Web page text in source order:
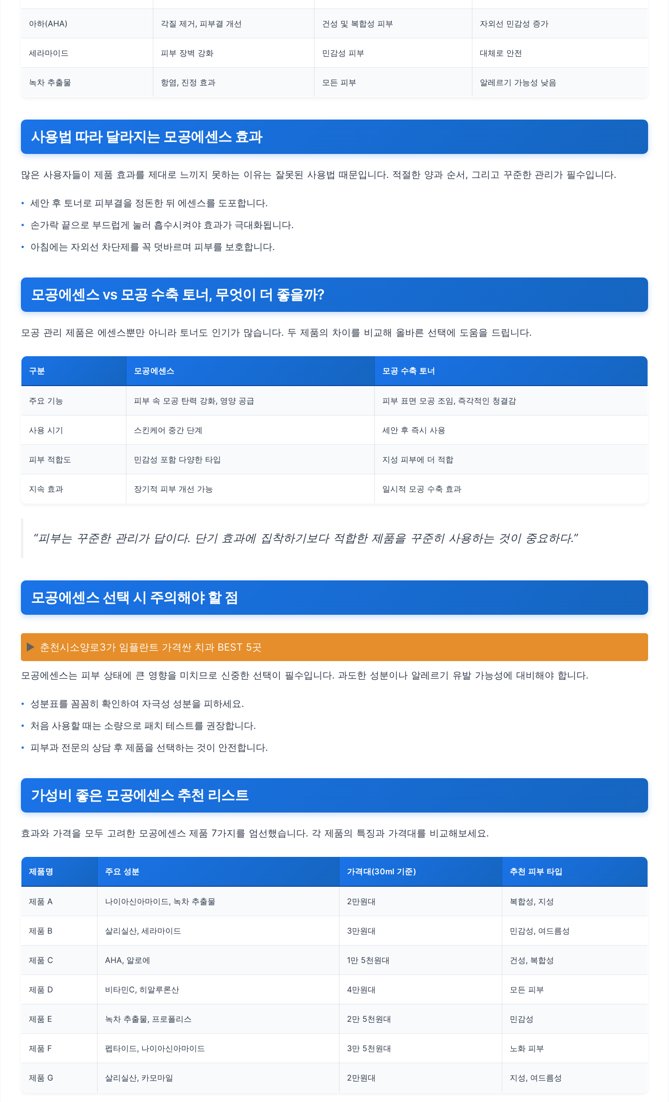
아하(AHA) 각질 제거, 피부결 개선 건성 및 복합성 피부 자외선 민감성 증가
세라마이드 피부 장벽 강화 민감성 피부 대체로 안전
녹차 추출물 항염, 진정 효과 모든 피부 알레르기 가능성 낮음
사용법 따라 달라지는 모공에센스 효과
많은 사용자들이 제품 효과를 제대로 느끼지 못하는 이유는 잘못된 사용법 때문입니다. 적절한 양과 순서, 그리고 꾸준한 관리가 필수입니다.
세안 후 토너로 피부결을 정돈한 뒤 에센스를 도포합니다.
손가락 끝으로 부드럽게 눌러 흡수시켜야 효과가 극대화됩니다.
아침에는 자외선 차단제를 꼭 덧바르며 피부를 보호합니다.
모공에센스 vs 모공 수축 토너, 무엇이 더 좋을까?
모공 관리 제품은 에센스뿐만 아니라 토너도 인기가 많습니다. 두 제품의 차이를 비교해 올바른 선택에 도움을 드립니다.
구분 모공에센스 모공 수축 토너
주요 기능 피부 속 모공 탄력 강화, 영양 공급 피부 표면 모공 조임, 즉각적인 청결감
사용 시기 스킨케어 중간 단계 세안 후 즉시 사용
피부 적합도 민감성 포함 다양한 타입 지성 피부에 더 적합
지속 효과 장기적 피부 개선 가능 일시적 모공 수축 효과
“피부는 꾸준한 관리가 답이다. 단기 효과에 집착하기보다 적합한 제품을 꾸준히 사용하는 것이 중요하다.”
모공에센스 선택 시 주의해야 할 점
▶️ 춘천시소양로3가 임플란트 가격싼 치과 BEST 5곳
모공에센스는 피부 상태에 큰 영향을 미치므로 신중한 선택이 필수입니다. 과도한 성분이나 알레르기 유발 가능성에 대비해야 합니다.
성분표를 꼼꼼히 확인하여 자극성 성분을 피하세요.
처음 사용할 때는 소량으로 패치 테스트를 권장합니다.
피부과 전문의 상담 후 제품을 선택하는 것이 안전합니다.
가성비 좋은 모공에센스 추천 리스트
효과와 가격을 모두 고려한 모공에센스 제품 7가지를 엄선했습니다. 각 제품의 특징과 가격대를 비교해보세요.
제품명 주요 성분 가격대(30ml 기준) 추천 피부 타입
제품 A 나이아신아마이드, 녹차 추출물 2만원대 복합성, 지성
제품 B 살리실산, 세라마이드 3만원대 민감성, 여드름성
제품 C AHA, 알로에 1만 5천원대 건성, 복합성
제품 D 비타민C, 히알루론산 4만원대 모든 피부
제품 E 녹차 추출물, 프로폴리스 2만 5천원대 민감성
제품 F 펩타이드, 나이아신아마이드 3만 5천원대 노화 피부
제품 G 살리실산, 카모마일 2만원대 지성, 여드름성